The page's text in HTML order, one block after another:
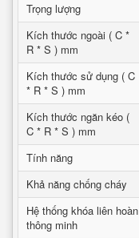
Trọng lượng
Kích thước ngoài ( C *
R * S ) mm
Kích thước sử dụng ( C
* R * S ) mm
Kích thước ngăn kéo (
C * R * S ) mm
Tính năng
Khả năng chống cháy
Hệ thống khóa liên hoàn
thông minh